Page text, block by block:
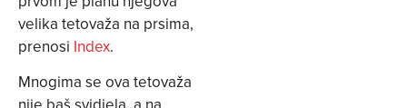
velika tetovaža na prsima,
prenosi Index.
Mnogima se ova tetovaža